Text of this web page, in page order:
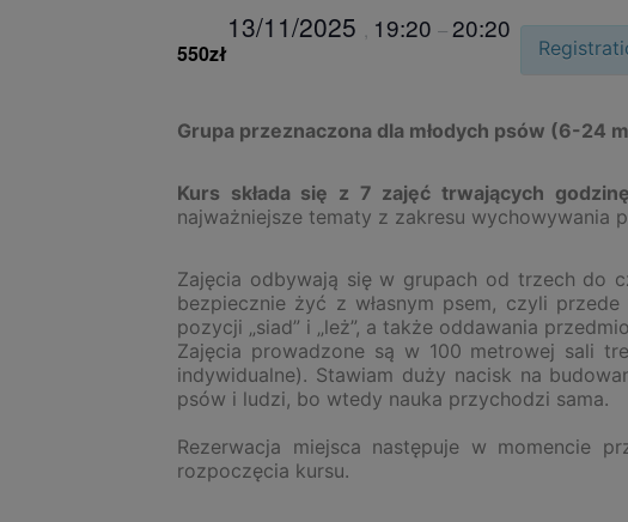
550zł
13/11/2025 19:20 – 20:20
Grupa przeznaczona dla młodych psów (6-24
Kurs składa się z 7 zajęć trwających
najważniejsze tematy z zakresu wychowywania
Zajęcia odbywają się w grupach od trzech do
bezpiecznie żyć z własnym psem, czyli
pozycji „siad” i „leż”, a także oddawania
Zajęcia prowadzone są w 100 metrowej sali
indywidualne). Stawiam duży nacisk na
psów i ludzi, bo wtedy nauka przychodzi sama.
Rezerwacja miejsca następuje w momencie
rozpoczęcia kursu.